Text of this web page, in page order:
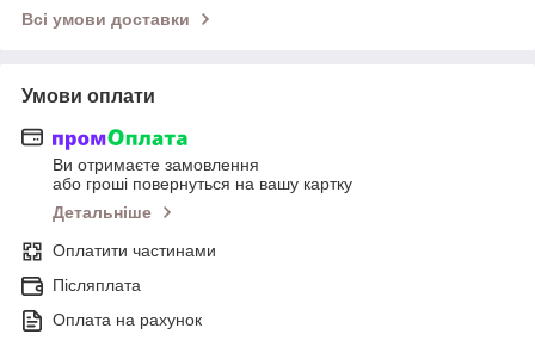
Всі умови доставки
Умови оплати
Ви отримаєте замовлення
або гроші повернуться на вашу картку
Детальніше
Оплатити частинами
Післяплата
Оплата на рахунок